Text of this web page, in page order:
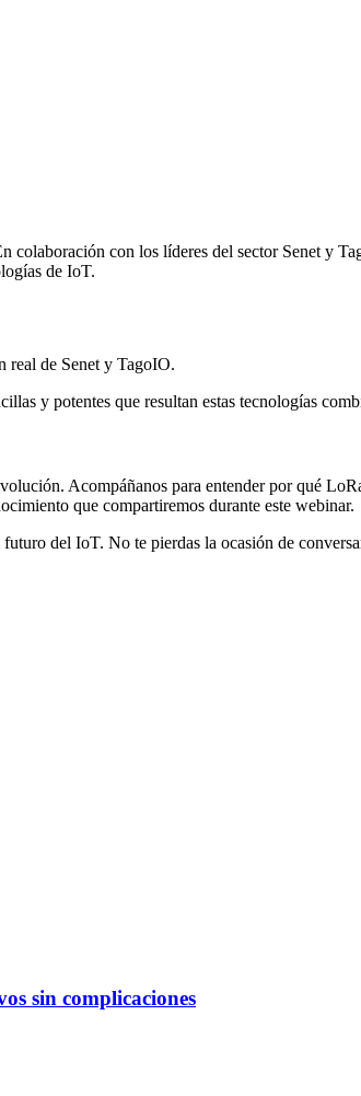
con los líderes del sector Senet y
de IoT.
real de Senet y TagoIO.
y potentes que resultan estas tecnologías
Acompáñanos para entender por qué
que compartiremos durante este webinar.
del IoT. No te pierdas la ocasión de
sin complicaciones